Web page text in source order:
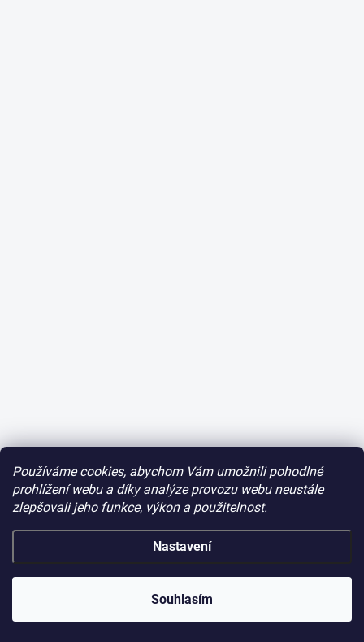
Používáme cookies, abychom Vám umožnili pohodlné
prohlížení webu a díky analýze provozu webu neustále
zlepšovali jeho funkce, výkon a použitelnost.
Nastavení
Souhlasím